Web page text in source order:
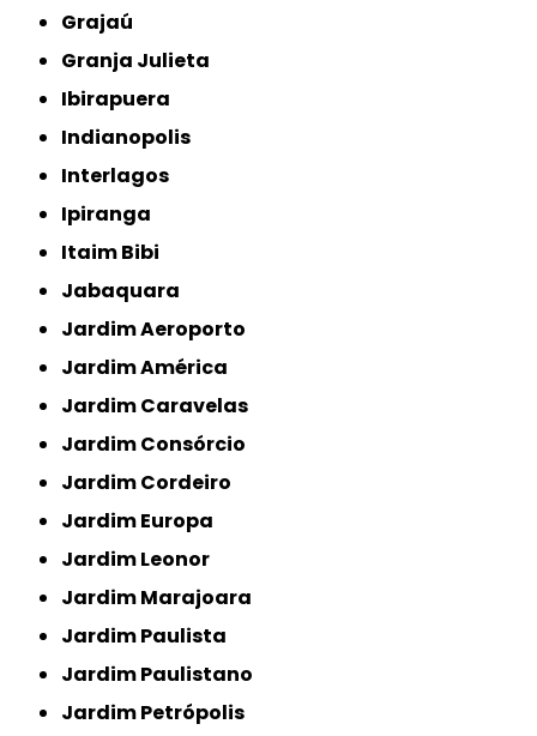
Grajaú
Granja Julieta
Ibirapuera
Indianopolis
Interlagos
Ipiranga
Itaim Bibi
Jabaquara
Jardim Aeroporto
Jardim América
Jardim Caravelas
Jardim Consórcio
Jardim Cordeiro
Jardim Europa
Jardim Leonor
Jardim Marajoara
Jardim Paulista
Jardim Paulistano
Jardim Petrópolis